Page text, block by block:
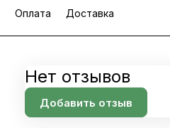
Оплата Доставка
Нет отзывов
Добавить отзыв